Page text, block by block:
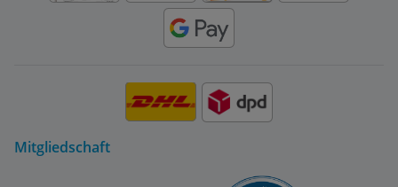
Mitgliedschaft